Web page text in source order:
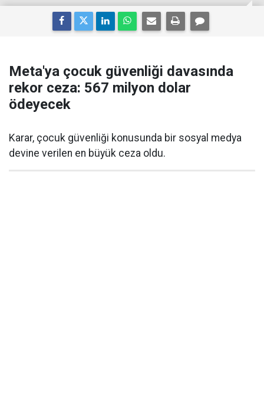
Meta'ya çocuk güvenliği davasında
rekor ceza: 567 milyon dolar
ödeyecek
Karar, çocuk güvenliği konusunda bir sosyal medya
devine verilen en büyük ceza oldu.